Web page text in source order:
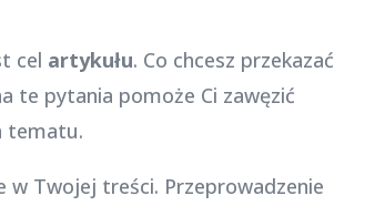
cel artykułu. Co chcesz przekazać
te pytania pomoże Ci zawęzić
tematu.
w Twojej treści. Przeprowadzenie